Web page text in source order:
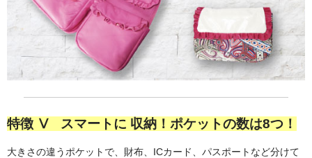
特徴 Ⅴ スマートに 収納！ポケットの数は8つ！
大きさの違うポケットで、財布、ICカード、パスポートなど分けて